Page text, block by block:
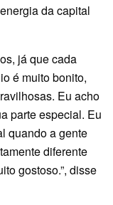
da capital
já que cada
é muito bonito,
Eu acho
parte especial. Eu
quando a gente
diferente
gostoso.”, disse